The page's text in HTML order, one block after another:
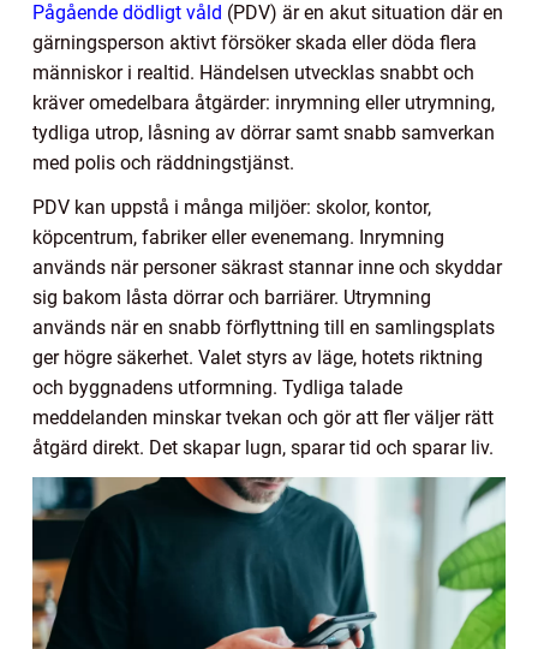
Pågående dödligt våld (PDV) är en akut situation där en
gärningsperson aktivt försöker skada eller döda flera
människor i realtid. Händelsen utvecklas snabbt och
kräver omedelbara åtgärder: inrymning eller utrymning,
tydliga utrop, låsning av dörrar samt snabb samverkan
med polis och räddningstjänst.
PDV kan uppstå i många miljöer: skolor, kontor,
köpcentrum, fabriker eller evenemang. Inrymning
används när personer säkrast stannar inne och skyddar
sig bakom låsta dörrar och barriärer. Utrymning
används när en snabb förflyttning till en samlingsplats
ger högre säkerhet. Valet styrs av läge, hotets riktning
och byggnadens utformning. Tydliga talade
meddelanden minskar tvekan och gör att fler väljer rätt
åtgärd direkt. Det skapar lugn, sparar tid och sparar liv.